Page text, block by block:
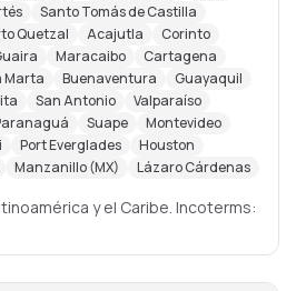
Santo Tomás de Castilla
Quetzal Acajutla
Corinto
Maracaibo
Cartagena
Marta Buenaventura
Guayaquil
San Antonio
Valparaíso
Suape
Montevideo
Port Everglades
Houston
Manzanillo (MX) Lázaro Cárdenas
y el Caribe. Incoterms: